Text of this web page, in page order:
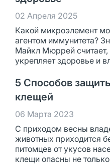
02 Апреля 2025
Какой микроэлемент
агентом иммунитета?
Майкл Мюррей считает,
укрепляет здоровье и
5 Способов
клещей
06 Марта 2023
С приходом весны
животных приходится
питомцев от укусов
клещи опасны не